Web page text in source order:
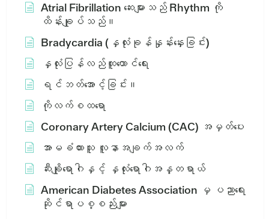
Atrial Fibrillation ဆေးများသည် Rhythm ကို
ထိန်းချုပ်သည်။
Bradycardia (နှလုံးခုန်နှုန်းနှေးခြင်း)
နှလုံးပြန်လည်ထူထောင်ရေး
ရင်ဘတ်အောင့်ခြင်း။
ကိုလက်စထရော
Coronary Artery Calcium (CAC) အမှတ်ပေး
အာမခံထားသူ လူနာအချက်အလက်
ဆီးချိုရောဂါနှင့် နှလုံးရောဂါအန္တရာယ်
American Diabetes Association မှ ပညာရေး
ဆိုင်ရာပစ္စည်းများ